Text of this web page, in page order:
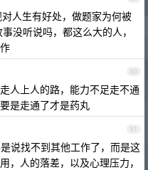
人生有好处，做题家为何被
没听说吗，都这么大的人，
60
人上人的路，能力不足走不通
是走通了才是药丸
61
说找不到其他工作了，而是这
，人的落差，以及心理压力，